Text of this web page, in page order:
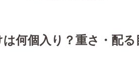
何個入り？重さ・配